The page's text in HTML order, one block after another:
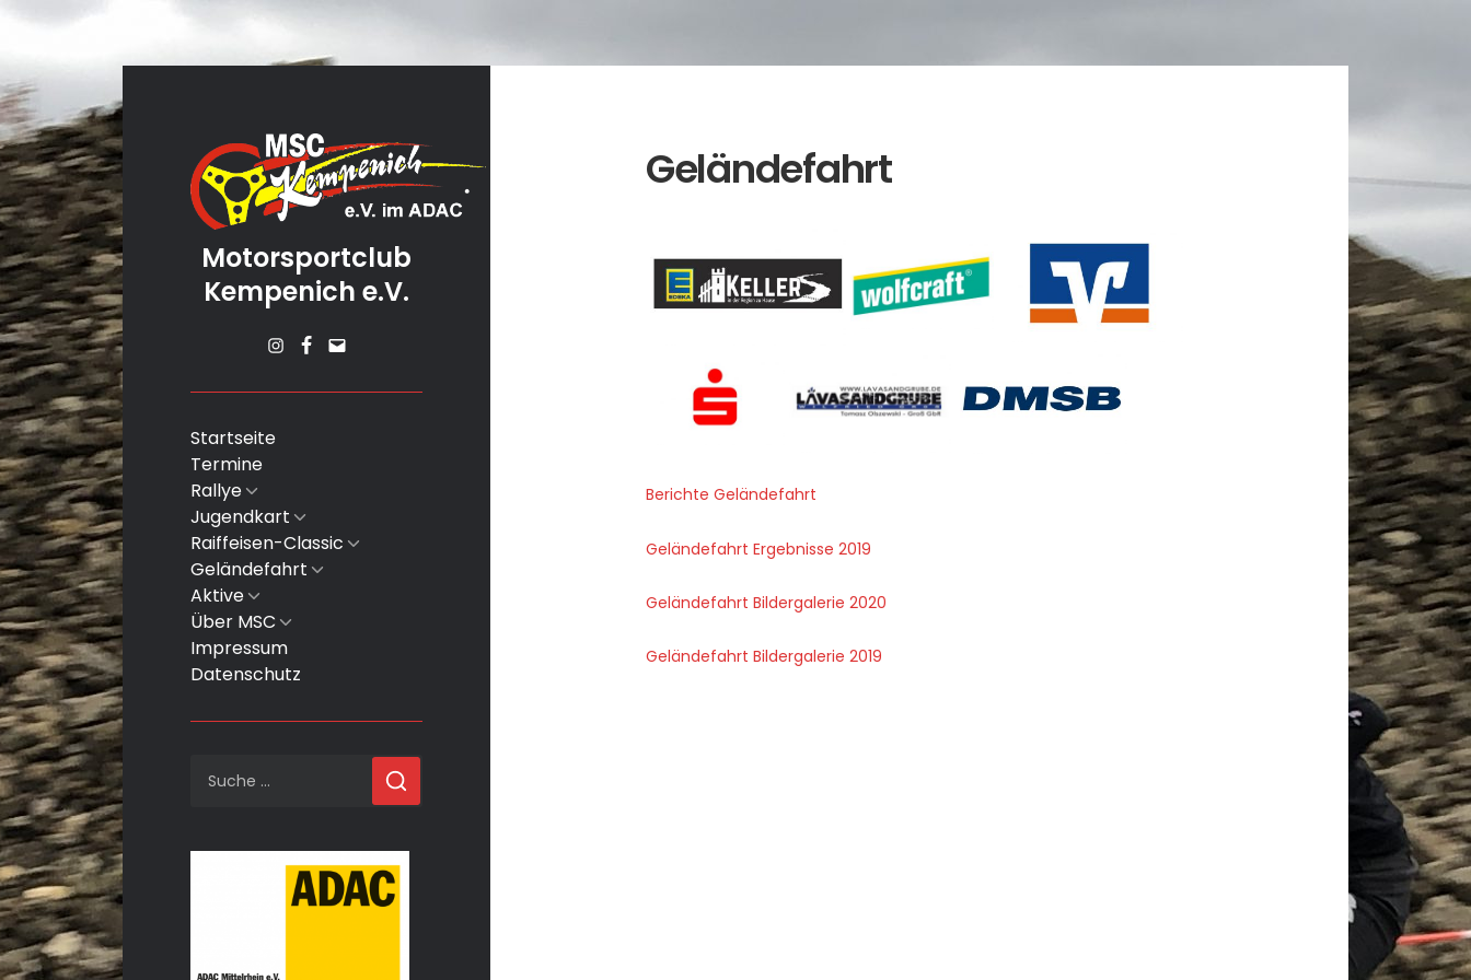
Motorsportclub
Kempenich e.V.
Instagram
Facebook
Mail
Startseite
Termine
RallyeUntermenü
anzeigen
JugendkartUntermenü
anzeigen
Raiffeisen-ClassicUntermenü
GeländefahrtUntermenü
AktiveUntermenü
anzeigen
Über MSCUntermenü
anzeigen
Impressum
Datenschutz
Suche
Geländefahrt
Berichte Geländefahrt
Geländefahrt Ergebnisse 2019
Geländefahrt Bildergalerie 2020
Geländefahrt Bildergalerie 2019